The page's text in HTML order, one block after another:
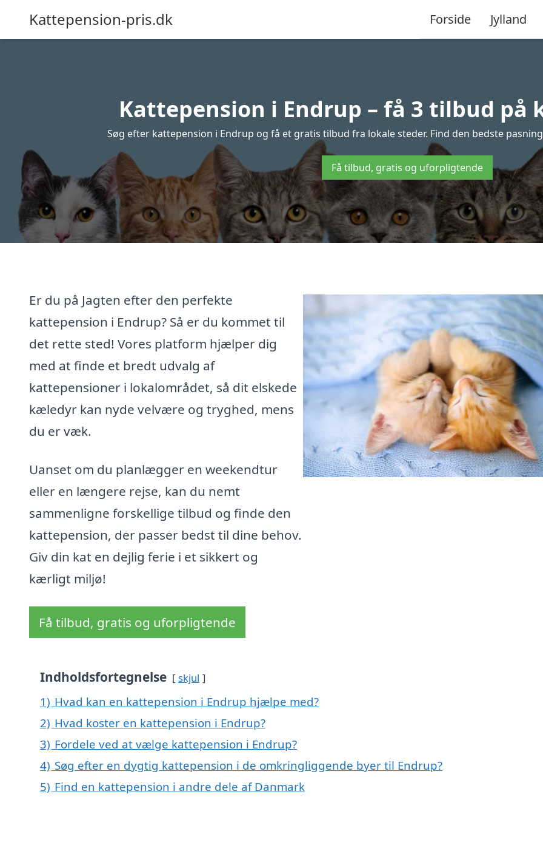
Kattepension-pris.dk Forside Jylland
Kattepension i Endrup – få 3 tilbud
Søg efter kattepension i Endrup og få et gratis tilbud fra lokale steder. Find den bedste
Få tilbud, gratis og uforpligtende
Er du på Jagten efter den perfekte
kattepension i Endrup? Så er du kommet til
det rette sted! Vores platform hjælper dig
med at finde et bredt udvalg af
kattepensioner i lokalområdet, så dit elskede
kæledyr kan nyde velvære og tryghed, mens
du er væk.
Uanset om du planlægger en weekendtur
eller en længere rejse, kan du nemt
sammenligne forskellige tilbud og finde den
kattepension, der passer bedst til dine behov.
Giv din kat en dejlig ferie i et sikkert og
kærligt miljø!
Få tilbud, gratis og uforpligtende
Indholdsfortegnelse skjul
1) Hvad kan en kattepension i Endrup hjælpe med?
2) Hvad koster en kattepension i Endrup?
3) Fordele ved at vælge kattepension i Endrup?
4) Søg efter en dygtig kattepension i de omkringliggende byer til Endrup?
5) Find en kattepension i andre dele af Danmark